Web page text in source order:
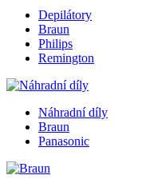
Depilátory
Braun
Philips
Remington
Náhradní díly
Braun
Panasonic